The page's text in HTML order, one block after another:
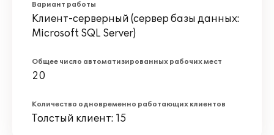
Вариант работы
Клиент-серверный (сервер базы данных:
Microsoft SQL Server)
Общее число автоматизированных рабочих мест
20
Количество одновременно работающих клиентов
Толстый клиент: 15